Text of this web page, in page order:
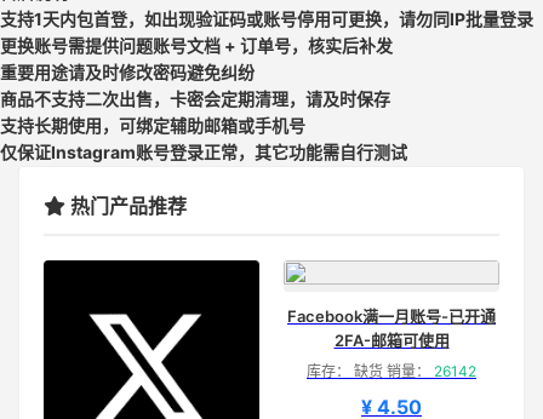
支持1天内包首登，如出现验证码或账号停用可更换，请勿同IP批量登录
更换账号需提供问题账号文档 + 订单号，核实后补发
重要用途请及时修改密码避免纠纷
商品不支持二次出售，卡密会定期清理，请及时保存
支持长期使用，可绑定辅助邮箱或手机号
仅保证Instagram账号登录正常，其它功能需自行测试
热门产品推荐
Facebook满一月账号-已开通
2FA-邮箱可使用
库存： 缺货 销量： 26142
¥ 4.50